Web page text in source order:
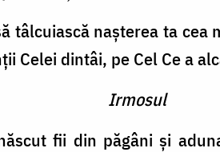
tâlcuiască naşterea ta cea
Celei dintâi, pe Cel Ce a
Irmosul
fii din păgâni şi